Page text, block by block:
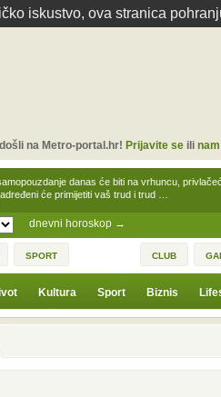
iskustvo, ova stranica
dnevni horoskop →
danas će biti na vrhuncu,
će primijetiti vaš trud i trud …
na Metro-portal.hr! Prijavite seili
SPORT CLUB
Kultura Sport Biznis